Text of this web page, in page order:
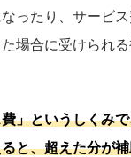
ったり、サービ
場合に受けられ
」というしくみ
と、超えた分が